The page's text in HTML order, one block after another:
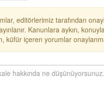
editörlerimiz tarafından
Kanunlara aykırı,
küfür içeren yorumlar